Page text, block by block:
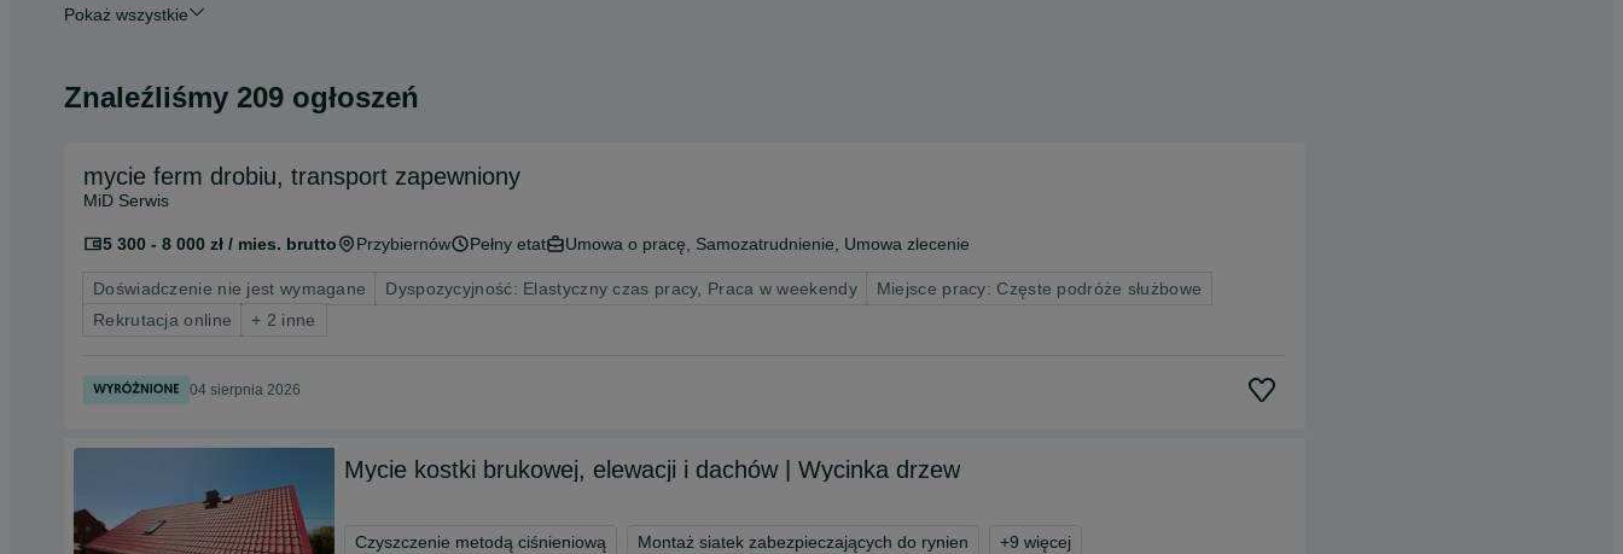
Pokaż wszystkie
Znaleźliśmy 209 ogłoszeń
mycie ferm drobiu, transport zapewniony
MiD Serwis
5 300 - 8 000 zł / mies. brutto Przybiernów Pełny etat Umowa o pracę, Samozatrudnienie, Umowa zlecenie
Doświadczenie nie jest wymagane Dyspozycyjność: Elastyczny czas pracy, Praca w weekendy
Miejsce pracy: Częste podróże służbowe
Rekrutacja online
+ 2 inne
04 sierpnia 2026
Mycie kostki brukowej, elewacji i dachów | Wycinka drzew
Czyszczenie metodą ciśnieniową Montaż siatek zabezpieczających do rynien +9 więcej